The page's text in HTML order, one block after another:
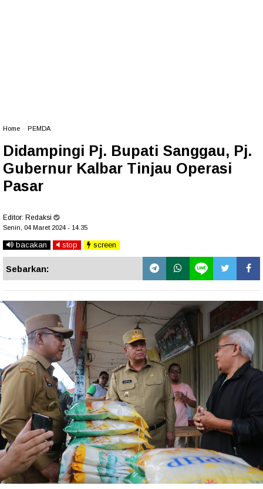
Home PEMDA
Didampingi Pj. Bupati Sanggau, Pj.
Gubernur Kalbar Tinjau Operasi
Pasar
Editor: Redaksi
Senin, 04 Maret 2024 - 14.35
bacakan stop screen
Sebarkan: